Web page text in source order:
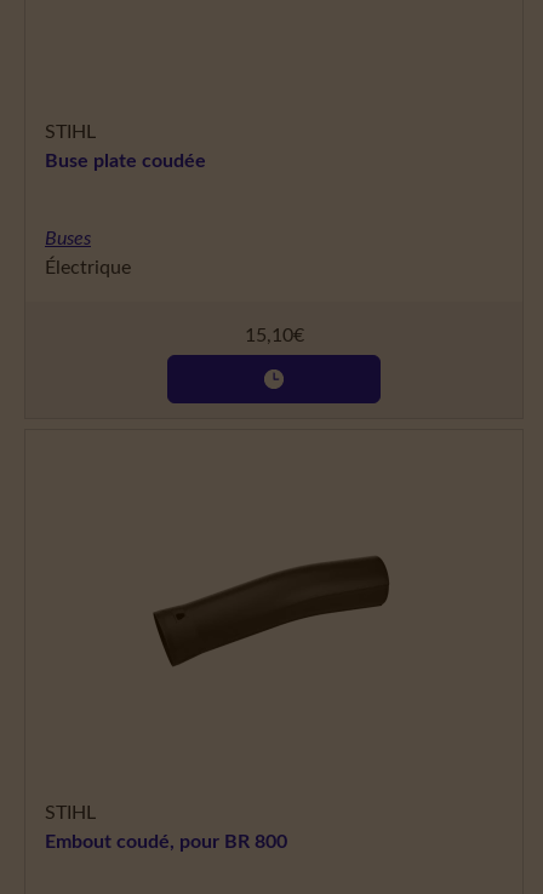
STIHL
Buse plate coudée
Buses
Électrique
15,10€
STIHL
Embout coudé, pour BR 800